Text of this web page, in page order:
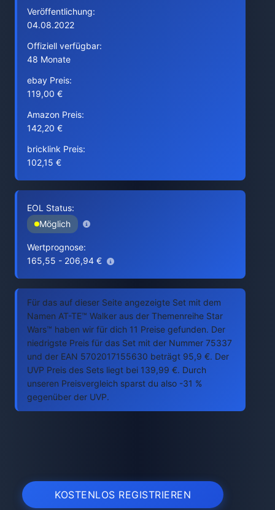
Veröffentlichung:
04.08.2022
Offiziell verfügbar:
48 Monate
ebay Preis:
119,00 €
Amazon Preis:
142,20 €
bricklink Preis:
102,15 €
EOL Status:
Möglich
Wertprognose:
165,55 - 206,94 €
Für das auf dieser Seite angezeigte Set mit dem
Namen AT-TE™ Walker aus der Themenreihe Star
Wars™ haben wir für dich 11 Preise gefunden. Der
niedrigste Preis für das Set mit der Nummer 75337
und der EAN 5702017155630 beträgt 95,9 €. Der
UVP Preis des Sets liegt bei 139,99 €. Durch
unseren Preisvergleich sparst du also -31 %
gegenüber der UVP.
KOSTENLOS REGISTRIEREN